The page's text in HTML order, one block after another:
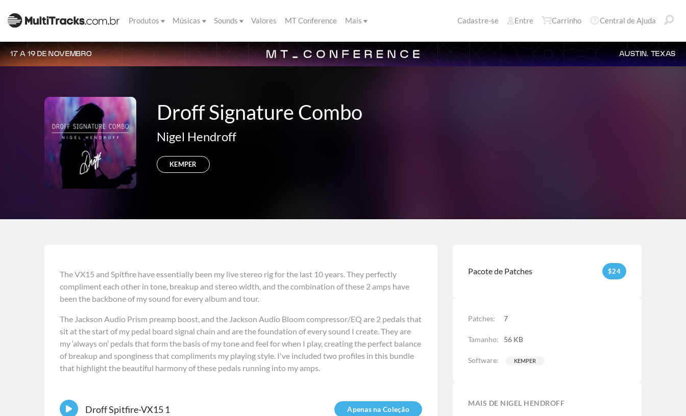
Produtos Músicas Sounds Valores MT Conference Mais Cadastre-se Entre Carrinho Central de Ajuda
17 A 19 DE NOVEMBRO AUSTIN, TEXAS
Droff Signature Combo
Nigel Hendroff
KEMPER
Pacote de Patches $24
Patches: 7
Tamanho: 56 KB
Software: KEMPER
MAIS DE NIGEL HENDROFF
The VX15 and Spitfire have essentially been my live stereo rig for the last 10 years. They perfectly
compliment each other in tone, breakup and stereo width, and the combination of these 2 amps have
been the backbone of my sound for every album and tour.
The Jackson Audio Prism preamp boost, and the Jackson Audio Bloom compressor/EQ are 2 pedals that
sit at the start of my pedal board signal chain and are the foundation of every sound I create. They are
my ‘always on’ pedals that form the basis of my tone and feel for when I play, creating the perfect balance
of breakup and sponginess that compliments my playing style. I've included two profiles in this bundle
that highlight the beautiful harmony of these pedals running into my amps.
Apenas na Coleção
Droff Spitfire-VX15 1